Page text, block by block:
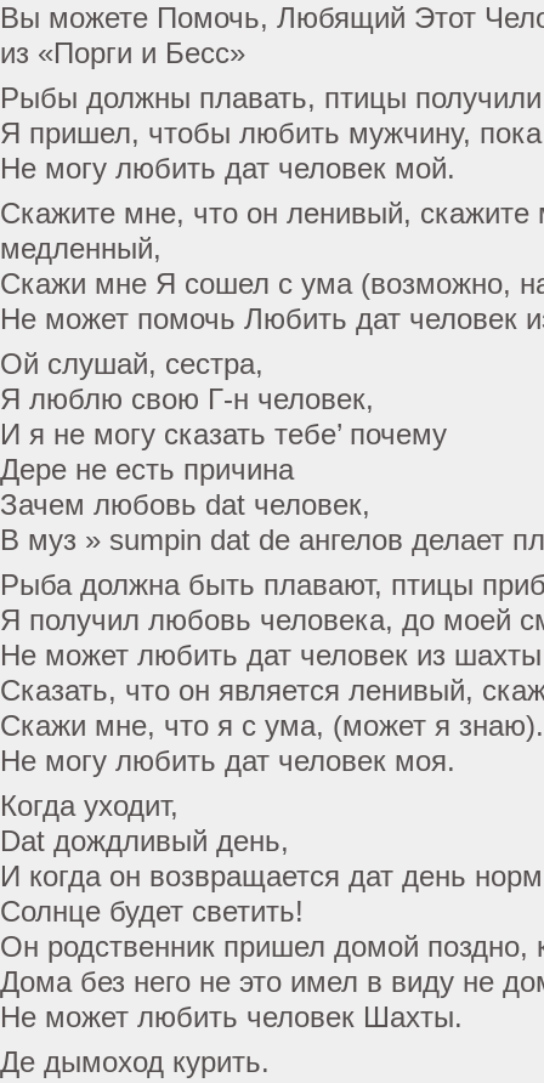
Вы можете Помочь, Любящий Этот
из «Порги и Бесс»
Рыбы должны плавать, птицы получили
Я пришел, чтобы любить мужчину,
Не могу любить дат человек мой.
Скажите мне, что он ленивый, скажите
медленный,
Скажи мне Я сошел с ума (возможно,
Не может помочь Любить дат человек
Ой слушай, сестра,
Я люблю свою Г-н человек,
И я не могу сказать тебе’ почему
Дере не есть причина
Зачем любовь dat человек,
В муз » sumpin dat de ангелов делает
Рыба должна быть плавают, птицы
Я получил любовь человека, до моей
Не может любить дат человек из
Сказать, что он является ленивый,
Скажи мне, что я с ума, (может я знаю).
Не могу любить дат человек моя.
Когда уходит,
Dat дождливый день,
И когда он возвращается дат день
Солнце будет светить!
Он родственник пришел домой поздно,
Дома без него не это имел в виду не
Не может любить человек Шахты.
Де дымоход курить.